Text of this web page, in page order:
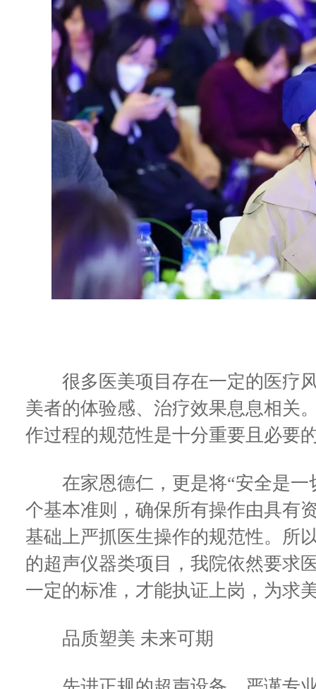
很多医美项目存在一定的医疗风
美者的体验感、治疗效果息息相关
作过程的规范性是十分重要且必要
在家恩德仁，更是将“安全是一
个基本准则，确保所有操作由具有
基础上严抓医生操作的规范性。所
的超声仪器类项目，我院依然要求
一定的标准，才能执证上岗，为求
品质塑美 未来可期